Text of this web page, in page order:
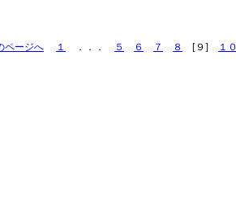
ページへ １ ．．． ５ ６ ７ ８ [９] １０